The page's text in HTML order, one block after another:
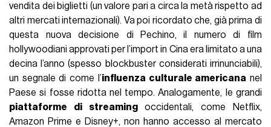
vendita dei biglietti (un valore pari a circa la metà rispetto ad
altri mercati internazionali). Va poi ricordato che, già prima di
questa nuova decisione di Pechino, il numero di film
hollywoodiani approvati per l’import in Cina era limitato a una
decina l’anno (spesso blockbuster considerati irrinunciabili),
un segnale di come l’influenza culturale americana nel
Paese si fosse ridotta nel tempo. Analogamente, le grandi
piattaforme di streamingoccidentali, come Netflix,
Amazon Prime e Disney+, non hanno accesso al mercato